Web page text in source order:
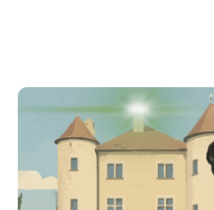
La dernière entrée sur le
Charmes a lieu à 16:30-
Durée de la visite environ
Simultanement vous
travers notre parcours